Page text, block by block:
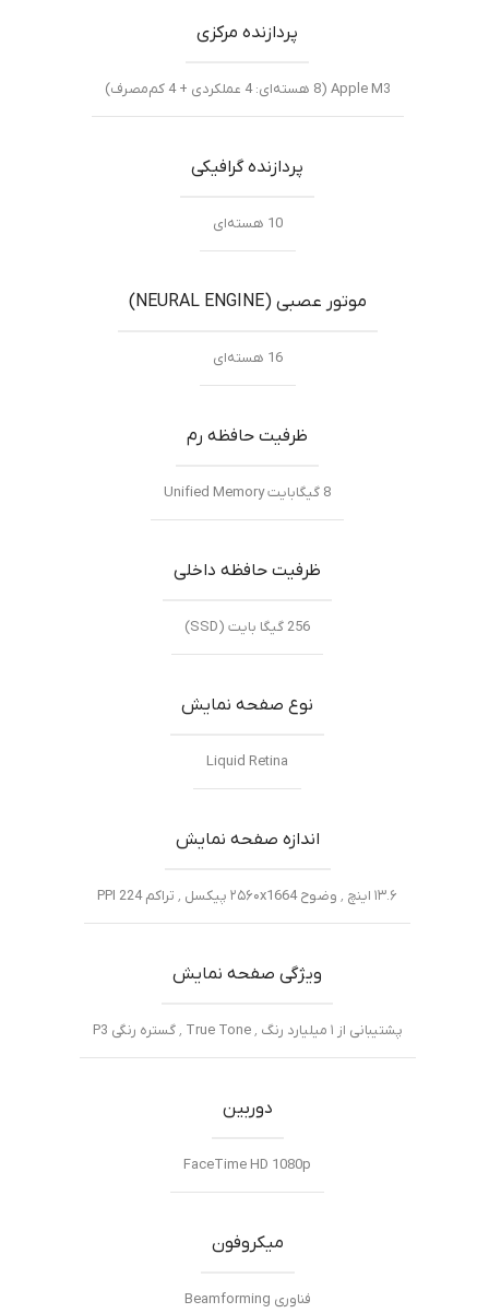
پردازنده مرکزی
Apple M3 (8 هسته‌ای: 4 عملکردی + 4 کم‌مصرف)
پردازنده گرافیکی
10 هسته‌ای
موتور عصبی (NEURAL ENGINE)
16 هسته‌ای
ظرفیت حافظه رم
8 گیگابایت Unified Memory
ظرفیت حافظه داخلی
256 گیگا بایت (SSD)
نوع صفحه نمایش
Liquid Retina
اندازه صفحه نمایش
۱۳.۶ اینچ ٬ وضوح ۲۵۶۰x1664 پیکسل ٬ تراکم PPI 224
ویژگی صفحه نمایش
پشتیبانی از ۱ میلیارد رنگ ٬ True Tone ٬ گستره رنگی P3
دوربین
FaceTime HD 1080p
میکروفون
فناوری Beamforming